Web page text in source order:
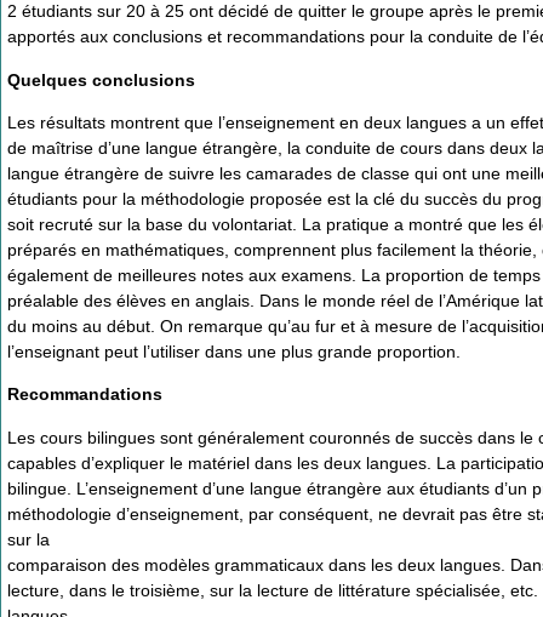
2 étudiants sur 20 à 25 ont décidé de quitter le groupe après le
apportés aux conclusions et recommandations pour la conduite de
Quelques conclusions
Les résultats montrent que l’enseignement en deux langues a un
de maîtrise d’une langue étrangère, la conduite de cours dans
langue étrangère de suivre les camarades de classe qui ont une
étudiants pour la méthodologie proposée est la clé du succès du
soit recruté sur la base du volontariat. La pratique a montré que les
préparés en mathématiques, comprennent plus facilement la
également de meilleures notes aux examens. La proportion de
préalable des élèves en anglais. Dans le monde réel de l’Amérique
du moins au début. On remarque qu’au fur et à mesure de
l’enseignant peut l’utiliser dans une plus grande proportion.
Recommandations
Les cours bilingues sont généralement couronnés de succès dans
capables d’expliquer le matériel dans les deux langues. La
bilingue. L’enseignement d’une langue étrangère aux étudiants
méthodologie d’enseignement, par conséquent, ne devrait pas être
sur la
comparaison des modèles grammaticaux dans les deux langues.
lecture, dans le troisième, sur la lecture de littérature spécialisée,